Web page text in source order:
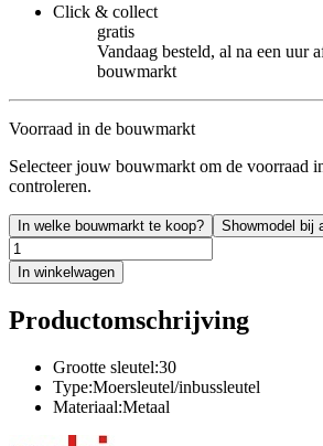
Click & collect
gratis
Vandaag besteld, al na een uur
bouwmarkt
Voorraad in de bouwmarkt
Selecteer jouw bouwmarkt om de voorraad
controleren.
In welke bouwmarkt te koop? Showmodel bij
In winkelwagen
Productomschrijving
Grootte sleutel:30
Type:Moersleutel/inbussleutel
Materiaal:Metaal